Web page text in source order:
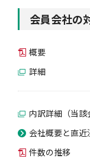
会員会社の
概要
詳細
内訳詳細（当該
会社概要と直近
件数の推移